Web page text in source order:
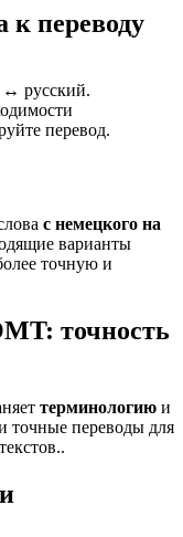
к переводу
↔ русский.
перевод.
с немецкого на
варианты
точную и
точность
терминологию и
точные переводы для